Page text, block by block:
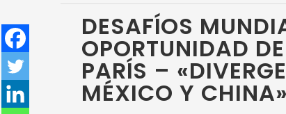
DESAFÍOS
OPORTUNIDAD
PARÍS –
MÉXICO Y CHINA»